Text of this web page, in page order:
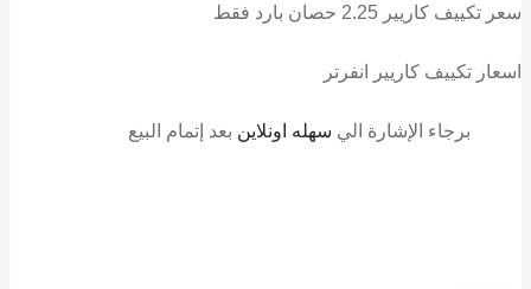
سعر تكييف كاريير 2.25 حصان بارد فقط
اسعار تكييف كاريير انفرتر
برجاء الإشارة الي سهله اونلاين بعد إتمام البيع